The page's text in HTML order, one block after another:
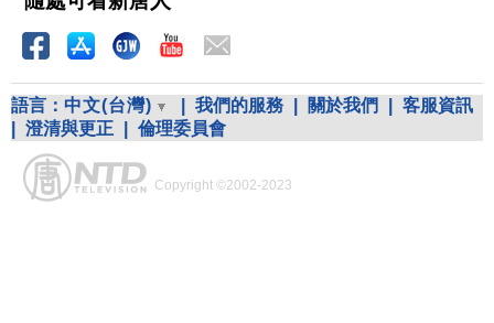
語言： 中文(台灣) 我們的服務 關於我們
客服資訊
澄清與更正 倫理委員會
Copyright ©2002-2023